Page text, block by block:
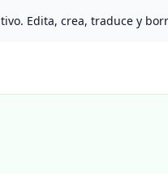
Edita, crea, traduce y